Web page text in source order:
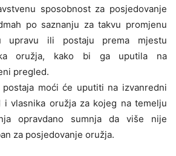
sposobnost za posjedovanje
po saznanju za takvu promjenu
upravu ili postaju prema mjestu
oružja, kako bi ga uputila na
pregled.
moći će uputiti na izvanredni
i vlasnika oružja za kojeg na temelju
opravdano sumnja da više nije
za posjedovanje oružja.